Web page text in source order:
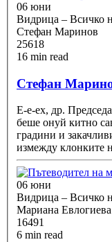
06 юни
Видрица – Всичко
Стефан Маринов
25618
16 min read
Стефан
Е-е-ех, др.
беше онуй китно
градини и
измежду клонките
06 юни
Видрица – Всичко
Мариана Евлогиева
16491
6 min read